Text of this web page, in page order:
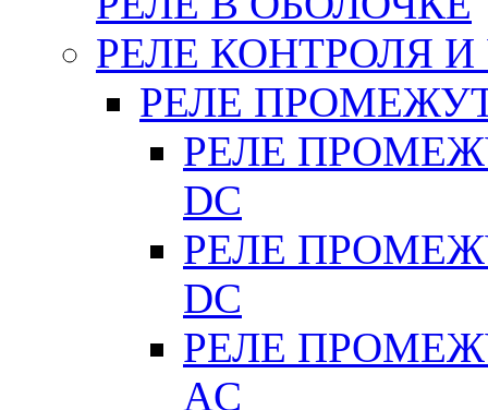
РЕЛЕ КОНТРОЛЯ
РЕЛЕ
РЕЛЕ
DC
РЕЛЕ
DC
РЕЛЕ
АC